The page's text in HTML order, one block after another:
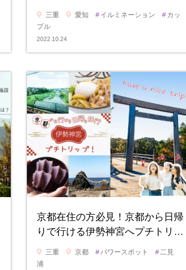
三重 愛知 #イルミネーション # カッ
プル
2022.10.24
京都在住の方必見！京都から日帰
りで行ける伊勢神宮へプチトリ…
三重 京都 #パワースポット # 二見
浦